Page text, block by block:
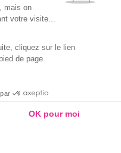
mais on
votre visite...
cliquez sur le lien
de page.
OK pour moi